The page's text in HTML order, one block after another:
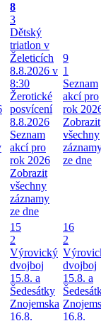
8
3
Dětský
triatlon v
Želeticích
8.8.2026 v
8:30
Žerotické
posvícení
8.8.2026
Seznam
akcí pro
rok 2026
Zobrazit
všechny
záznamy
ze dne
9
1
Seznam
akcí pro
rok
Zobrazit
všechny
ze dne
15
2
Výrovický
dvojboj
15.8. a
Šedesátky
Znojemska
16.8.
16
2
dvojboj
15.8. a
16.8.